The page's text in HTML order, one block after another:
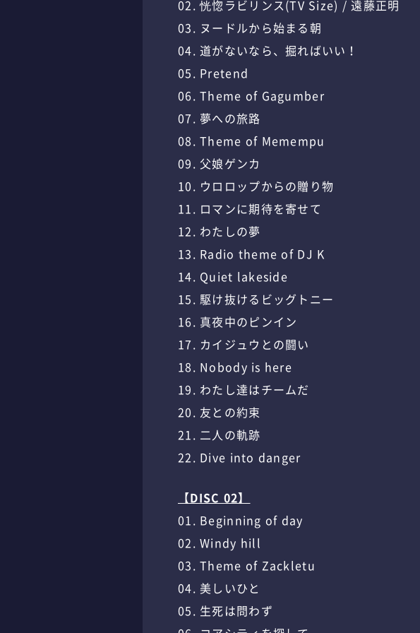
02. 恍惚ラビリンス(TV Size) / 遠藤正明
03. ヌードルから始まる朝
04. 道がないなら、掘ればいい！
05. Pretend
06. Theme of Gagumber
07. 夢への旅路
08. Theme of Memempu
09. 父娘ゲンカ
10. ウロロップからの贈り物
11. ロマンに期待を寄せて
12. わたしの夢
13. Radio theme of DJ K
14. Quiet lakeside
15. 駆け抜けるビッグトニー
16. 真夜中のピンイン
17. カイジュウとの闘い
18. Nobody is here
19. わたし達はチームだ
20. 友との約束
21. 二人の軌跡
22. Dive into danger
【DISC 02】
01. Beginning of day
02. Windy hill
03. Theme of Zackletu
04. 美しいひと
05. 生死は問わず